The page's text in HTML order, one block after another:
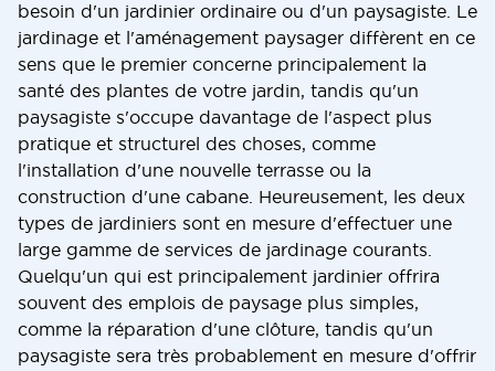
besoin d'un jardinier ordinaire ou d'un paysagiste. Le
jardinage et l'aménagement paysager diffèrent en ce
sens que le premier concerne principalement la
santé des plantes de votre jardin, tandis qu'un
paysagiste s'occupe davantage de l'aspect plus
pratique et structurel des choses, comme
l'installation d'une nouvelle terrasse ou la
construction d'une cabane. Heureusement, les deux
types de jardiniers sont en mesure d'effectuer une
large gamme de services de jardinage courants.
Quelqu'un qui est principalement jardinier offrira
souvent des emplois de paysage plus simples,
comme la réparation d'une clôture, tandis qu'un
paysagiste sera très probablement en mesure d'offrir